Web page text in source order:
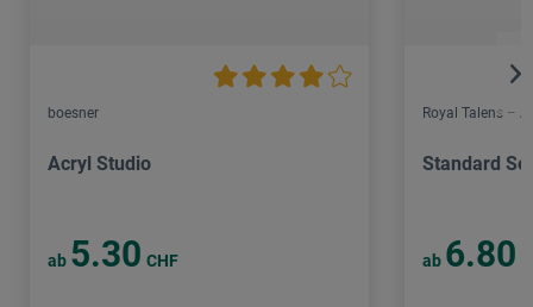
boesner
Acryl Studio
ab 5.30 CHF
Royal Talens –
Standard
ab 6.80